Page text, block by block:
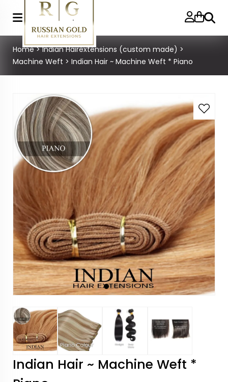
Home>Indian Hairextensions (custom made) >
Machine Weft > Indian Hair ~ Machine Weft * Piano
Indian Hair ~ Machine Weft *